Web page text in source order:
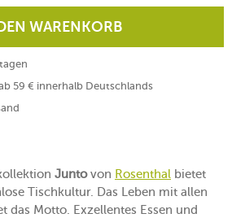
WARENKORB
59 € innerhalb Deutschlands
Juntovon Rosenthal bietet
Tischkultur. Das Leben mit allen
das Motto. Exzellentes Essen und